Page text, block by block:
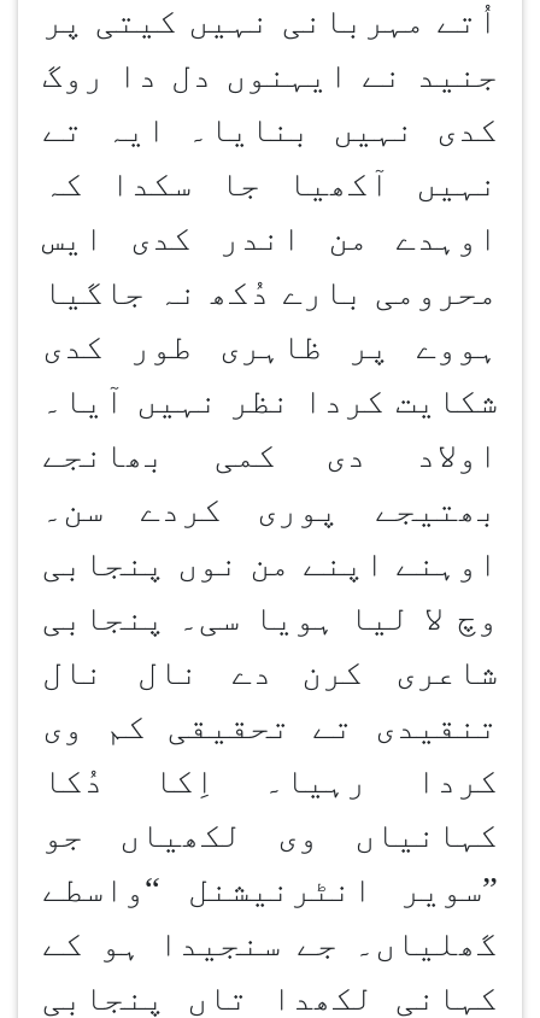
اُتے مہربانی نہیں کیتی پر
جنید نے ایہنوں دل دا روگ
کدی نہیں بنایا۔ ایہ تے
نہیں آکھیا جا سکدا کہ
اوہدے من اندر کدی ایس
محرومی بارے دُکھ نہ جاگیا
ہووے پر ظاہری طور کدی
شکایت کردا نظر نہیں آیا۔
اولاد دی کمی بھانجے
بھتیجے پوری کردے سن۔
اوہنے اپنے من نوں پنجابی
وچ لا لیا ہویا سی۔ پنجابی
شاعری کرن
دے نال نال
تنقیدی تے تحقیقی کم وی
کردا رہیا۔ اِکا دُکا
کہانیاں وی لکھیاں جو
”سویر انٹرنیشنل “واسطے
گھلیاں۔ جے سنجیدا ہو کے
کہانی لکھدا تاں پنجابی